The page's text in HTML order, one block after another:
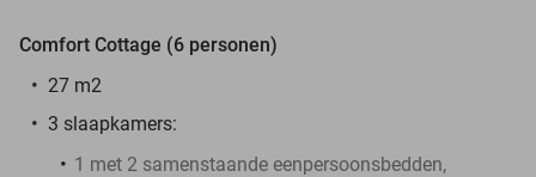
Comfort Cottage (6 personen)
27 m2
3 slaapkamers:
1 met 2 samenstaande eenpersoonsbedden,